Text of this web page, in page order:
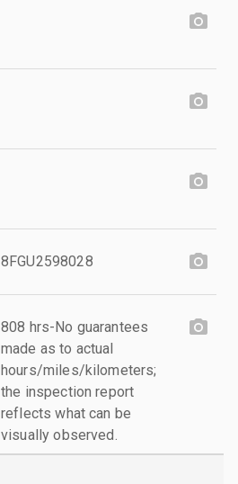
8FGU2598028
808 hrs-No guarantees
made as to actual
hours/miles/kilometers;
the inspection report
reflects what can be
visually observed.